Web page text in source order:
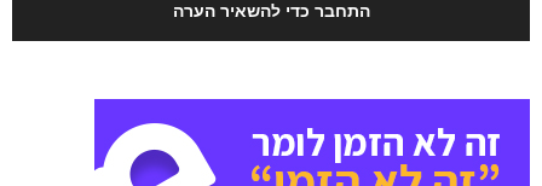
התחבר כדי להשאיר הערה